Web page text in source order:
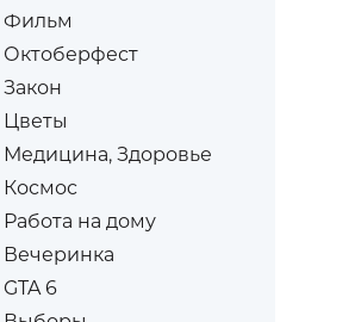
Фильм
Октоберфест
Закон
Цветы
Медицина, Здоровье
Космос
Работа на дому
Вечеринка
GTA 6